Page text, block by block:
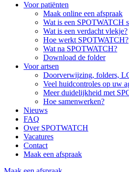
Voor patiënten
Maak online een afspraak
Wat is een SPOTWATCH
Wat is een verdacht vlekje?
Hoe werkt SPOTWATCH?
Wat na SPOTWATCH?
Download de folder
Voor artsen
Doorverwijzing, folders,
Veel huidcontroles op uw
Meer duidelijkheid met
Hoe samenwerken?
Nieuws
FAQ
Over SPOTWATCH
Vacatures
Contact
Maak een afspraak